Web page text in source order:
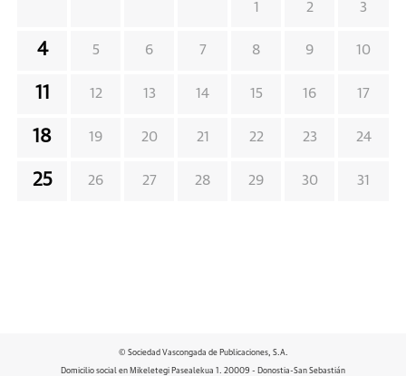
1 2 3
4 5 6 7 8 9 10
11 12 13 14 15 16 17
18 19 20 21 22 23 24
25 26 27 28 29 30 31
© Sociedad Vascongada de Publicaciones, S.A.
Domicilio social en Mikeletegi Pasealekua 1. 20009 - Donostia-San Sebastián